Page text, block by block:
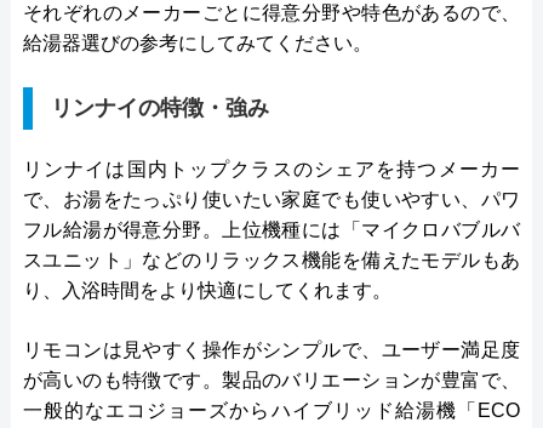
それぞれのメーカーごとに得意分野や特色があるので、
給湯器選びの参考にしてみてください。
リンナイの特徴・強み
リンナイは国内トップクラスのシェアを持つメーカー
で、お湯をたっぷり使いたい家庭でも使いやすい、パワ
フル給湯が得意分野。上位機種には「マイクロバブルバ
スユニット」などのリラックス機能を備えたモデルもあ
り、入浴時間をより快適にしてくれます。
リモコンは見やすく操作がシンプルで、ユーザー満足度
が高いのも特徴です。製品のバリエーションが豊富で、
一般的なエコジョーズからハイブリッド給湯機「ECO